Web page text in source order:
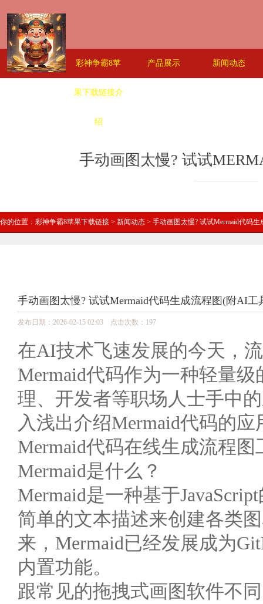
首页 彩神争霸8苹
果下载链接介
绍
产品展示 新闻动态
手动画图太慢? 试试
你的位置： 彩神争霸8苹果下载链接 > 新闻动态 > 手动画图太慢? 试试Mermaid代码
手动画图太慢? 试试Mermaid代码生成流程图(附AI工
发布日期：2026-02-15 02:03 点击次数：197
在AI技术飞速发展的今天，
Mermaid代码作为一种轻量
理、开发者等职场人士手中
入浅出介绍Mermaid代码的
Mermaid代码在线生成流程
Mermaid是什么？
Mermaid是一种基于
简单的文本描述来创建各类
来，Mermaid已经发展成为
内置功能。
跟常见的拖拽式画图软件不